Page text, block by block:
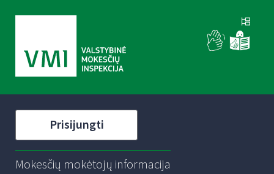
Prisijungti
Mokesčių mokėtojų informacija